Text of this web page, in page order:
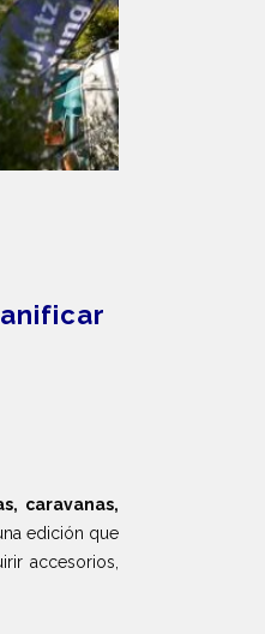
caravanas,
edición que
accesorios,